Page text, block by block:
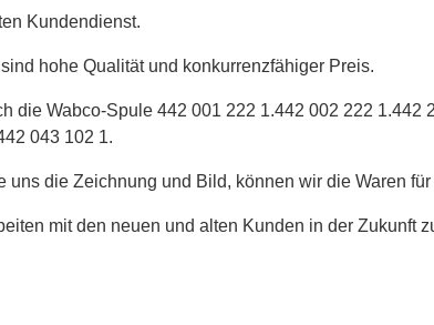
Kundendienst.
hohe Qualität und konkurrenzfähiger Preis.
die Wabco-Spule 442 001 222 1.442 002 222 1.442
043 102 1.
uns die Zeichnung und Bild, können wir die Waren
mit den neuen und alten Kunden in der Zukunft